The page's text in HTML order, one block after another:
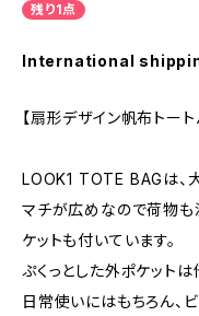
残り1点
International
【扇形デザイン帆布トート
LOOK1 TOTE BAGは、
マチが広めなので荷物も
ケットも付いています。
ぷくっとした外ポケット
日常使いにはもちろん、